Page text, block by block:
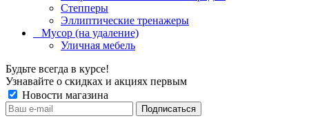
Степперы
Эллиптические тренажеры
_ Мусор (на удаление)
Уличная мебель
Будьте всегда в курсе!
Узнавайте о скидках и акциях первым
Новости магазина